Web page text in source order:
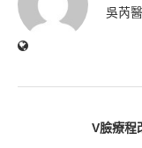
吳芮
V臉療程